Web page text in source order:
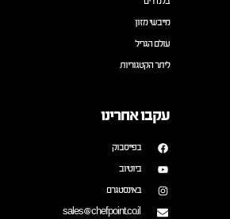
בלנדרים
מייבשי מזון
עולם הגריל
ליתר הקטגוריות
עקבו אחרינו
בפייסבוק
ביוטיוב
באינסטגרם
sales@chefpoint.co.il